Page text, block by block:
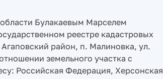
Булакаевым Марселем
реестре кадастровых
район, п. Малиновка, ул.
земельного участка с
Российская Федерация, Херсонская